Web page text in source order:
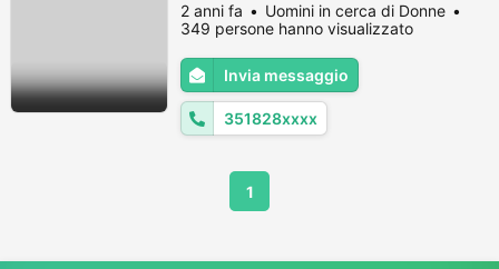
2 anni fa
Uomini in cerca di Donne
349 persone hanno visualizzato
Invia messaggio
351828xxxx
1